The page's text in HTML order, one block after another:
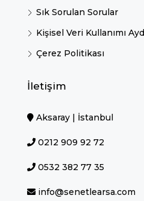
Sık Sorulan Sorular
Kişisel Veri Kullanımı
Çerez Politikası
İletişim
Aksaray | İstanbul
0212 909 92 72
0532 382 77 35
info@senetlearsa.com